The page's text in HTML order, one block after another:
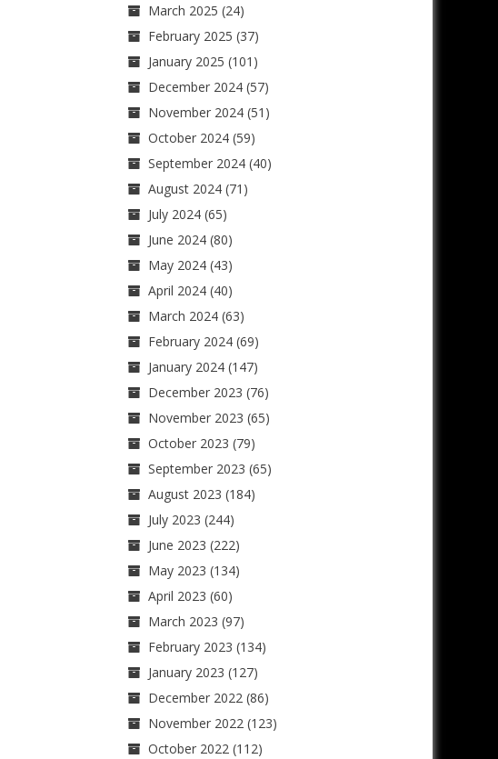
March 2025 (24)
February 2025 (37)
January 2025 (101)
December 2024(57)
November 2024(51)
October 2024(59)
September 2024(40)
August 2024(71)
July 2024(65)
June 2024(80)
May 2024(43)
April 2024(40)
March 2024(63)
February 2024(69)
January 2024(147)
December 2023 (76)
November 2023 (65)
October 2023 (79)
September 2023 (65)
August 2023 (184)
July 2023 (244)
June 2023 (222)
May 2023 (134)
April 2023 (60)
March 2023 (97)
February 2023 (134)
January 2023 (127)
December 2022(86)
November 2022(123)
October 2022(112)